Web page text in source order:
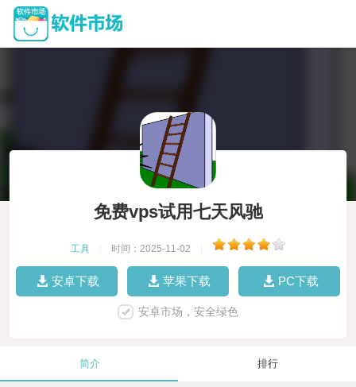
免费vps试用七天风驰
工具 时间：2025-11-02
安卓下载 苹果下载 PC下载
安卓市场，安全绿色
简介 排行